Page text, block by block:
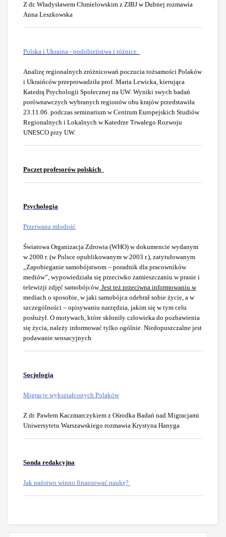
Z dr. Władysławem Chmielowskim z ZIBJ w Dubnej rozmawia
Anna Leszkowska
Polska i Ukraina - podobieństwa i różnice
Analizę regionalnych zróżnicowań poczucia tożsamości Polaków
i Ukraińców przeprowadziła prof. Maria Lewicka, kierująca
Katedrą Psychologii Społecznej na UW. Wyniki swych badań
porównawczych wybranych regionów obu krajów przedstawiła
23.11.06. podczas seminarium w Centrum Europejskich Studiów
Regionalnych i Lokalnych w Katedrze Trwałego Rozwoju
UNESCO przy UW.
Poczet profesorów polskich
Psychologia
Przerwana młodość
Światowa Organizacja Zdrowia (WHO) w dokumencie wydanym
w 2000 r. (w Polsce opublikowanym w 2003 r.), zatytułowanym
„Zapobieganie samobójstwom – poradnik dla pracowników
mediów”, wypowiedziała się przeciwko zamieszczaniu w prasie i
telewizji zdjęć samobójców. Jest też przeciwna informowaniu w
mediach o sposobie, w jaki samobójca odebrał sobie życie, a w
szczególności – opisywaniu narzędzia, jakim się w tym celu
posłużył. O motywach, które skłoniły człowieka do pozbawienia
się życia, należy informować tylko ogólnie. Niedopuszczalne jest
podawanie sensacyjnych
Socjologia
Migracje wykształconych Polaków
Z dr. Pawłem Kaczmarczykiem z Ośrodka Badań nad Migracjami
Uniwersytetu Warszawskiego rozmawia Krystyna Hanyga
Sonda redakcyjna
Jak państwo winno finansować naukę?
software